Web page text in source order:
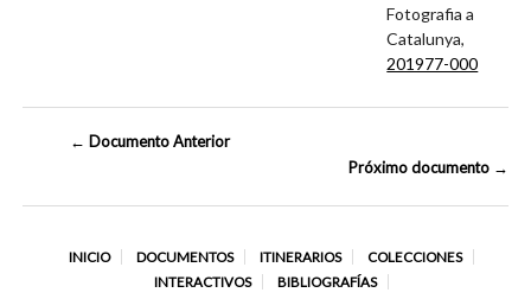
Fotografia a
Catalunya,
201977-000
← Documento Anterior
Próximo documento →
INICIO DOCUMENTOS ITINERARIOS
COLECCIONES
INTERACTIVOS
BIBLIOGRAFÍAS